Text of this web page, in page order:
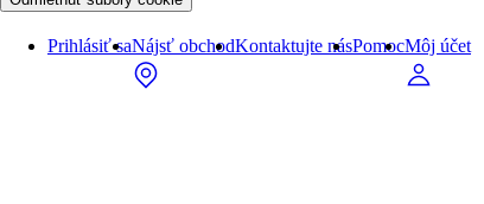
Prihlásiť saNájsť obchodKontaktujte násPomocMôj účet